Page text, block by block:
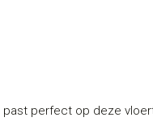
past perfect op deze